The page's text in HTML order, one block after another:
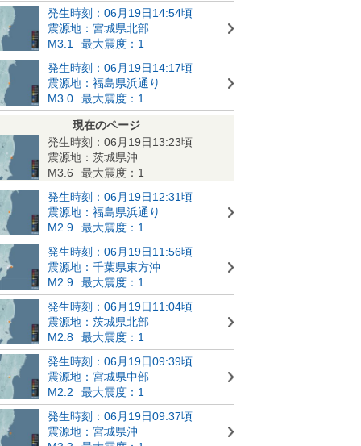
発生時刻：06月19日14:54頃
震源地：宮城県北部
M3.1
最大震度：1
発生時刻：06月19日14:17頃
震源地：福島県浜通り
M3.0
最大震度：1
現在のページ
発生時刻：06月19日13:23頃
震源地：茨城県沖
M3.6
最大震度：1
発生時刻：06月19日12:31頃
震源地：福島県浜通り
M2.9
最大震度：1
発生時刻：06月19日11:56頃
震源地：千葉県東方沖
M2.9
最大震度：1
発生時刻：06月19日11:04頃
震源地：茨城県北部
M2.8
最大震度：1
発生時刻：06月19日09:39頃
震源地：宮城県中部
M2.2
最大震度：1
発生時刻：06月19日09:37頃
震源地：宮城県沖